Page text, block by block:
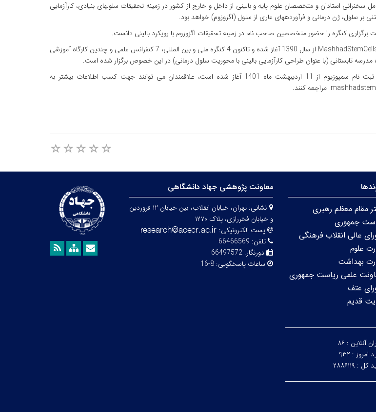
سخنرانی استادان و متخصصان علوم پایه و بالینی از داخل و خارج از کشور در زمینه تحقیقات سلول‏های بنیادی، کارآزمایی
بر سلول، ژن درمانی و فرآورده‏های عاری از سلول (اگزوزوم) خواهد بود.
برگزاری کنگره را حضور متخصصین صاحب نام در زمینه تحقیقات اگزوزوم با رویکرد بالینی دانست.
سلسله رویدادهای MashhadStemCells از سال 1390 آغاز شده و تاکنون 4 کنگره ملی و بین المللی، 7 کنفرانس علمی و چندین کارگاه آموزشی
تابستانی (با عنوان طراحی کارآزمایی بالینی با محوریت سلول درمانی) در این خصوص برگزار شده است.
گفتنی است، ضمنا ثبت نام سمپوزیوم از 11 اردیبهشت‏ ماه 1401 آغاز شده است، علاقمندان می توانند جهت کسب اطلاعات بیشتر به
مقام معظم رهبری
جمهوری
عالی انقلاب فرهنگی
علوم
بهداشت
علمی ریاست جمهوری
عتف
قدیم
آنلاین : ۸۶
امروز : ۹۳۲
کل : ۲۸۸۶۱۱۹
معاونت پژوهشی جهاد دانشگاهی
نشانی:
تهران، خیابان انقلاب، بین خیابان ۱۲ فروردین
و خیابان فخررازی، پلاک ۱۲۷۰
پست الکترونیکی:
تلفن: 66466569
دورنگار:66497572
ساعات پاسخگویی:8-16